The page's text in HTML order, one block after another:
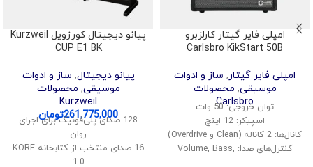
امپلی فایر گیتار کارلزبرو
Carlsbro KikStart 50B
امپلی فایر گیتار, ساز و ادوات
موسیقی, محصولات
Carlsbro
توان خروجی: 50 وات
اسپیکر: 12 اینچ
کانال‌ها: 2 کاناله (Clean و Overdrive)
کنترل‌های صدا: Volume, Bass,
پیانو دیجیتال کورزویل Kurzweil
CUP E1 BK
پیانو دیجیتال, ساز و ادوات
موسیقی, محصولات
Kurzweil
261,775,000تومان
128 صدای پلی‌فونیک برای اجرای
روان
16 صدای منتخب از کتابخانه KORE
1.0